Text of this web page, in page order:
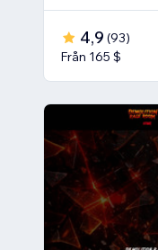
4,9 (93)
Från 165 $